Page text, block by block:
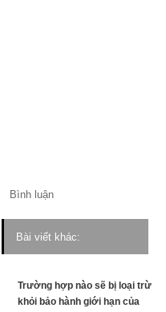
Bình luận
Bài viết khác:
Trường hợp nào sẽ bị loại trừ
khỏi bảo hành giới hạn của